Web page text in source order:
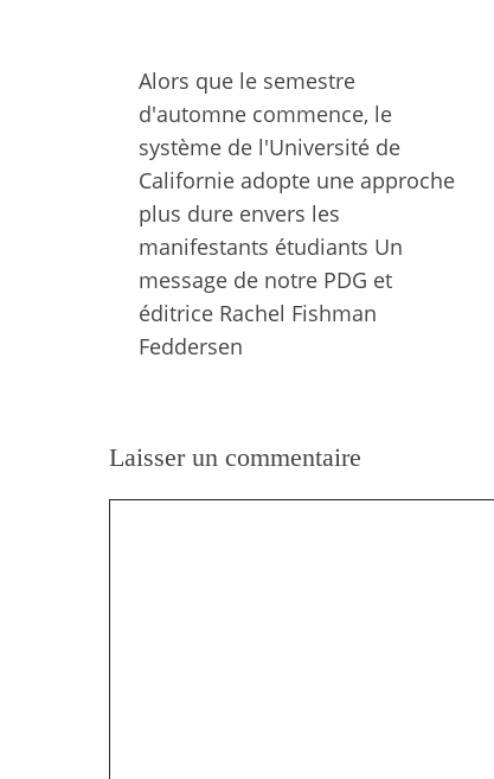
Alors que le semestre
d'automne commence, le
système de l'Université de
Californie adopte une approche
plus dure envers les
manifestants étudiants Un
message de notre PDG et
éditrice Rachel Fishman
Feddersen
Laisser un commentaire